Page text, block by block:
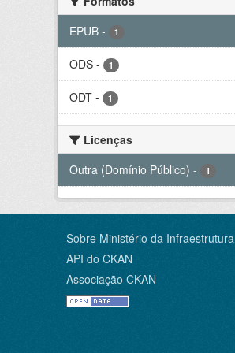
EPUB - 1
ODS - 1
ODT - 1
Licenças
Outra (Domínio Público) - 1
Sobre Ministério da Infraestrutura
API do CKAN
Associação CKAN